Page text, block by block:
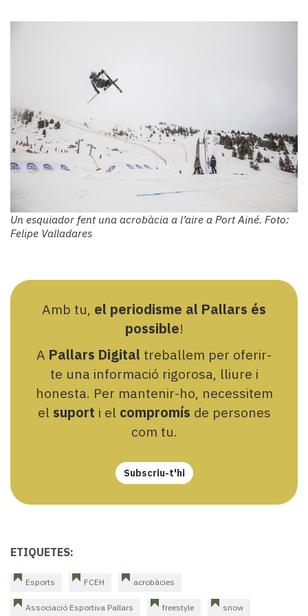
Un esquiador fent una acrobàcia a l’aire a Port Ainé. Foto:
Felipe Valladares
Amb tu, el periodisme al Pallars és
possible!
A Pallars Digital treballem per oferir-
te una informació rigorosa, lliure i
honesta. Per mantenir-ho, necessitem
el suport i el compromís de persones
com tu.
Subscriu-t'hi
ETIQUETES:
Esports FCEH acrobàcies
Associació Esportiva Pallars freestyle snow